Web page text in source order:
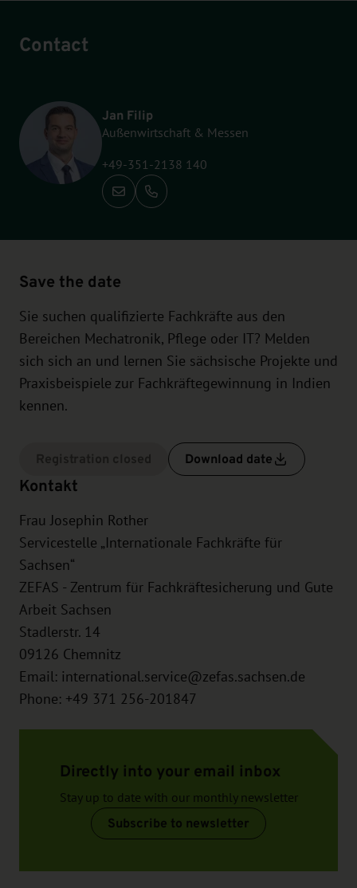
Contact
Jan Filip
Außenwirtschaft & Messen
+49-351-2138 140
Call: +49-351-2138 140
Save the date
Sie suchen qualifizierte Fachkräfte aus den
Bereichen Mechatronik, Pflege oder IT? Melden
sich sich an und lernen Sie sächsische Projekte und
Praxisbeispiele zur Fachkräftegewinnung in Indien
kennen.
Download date
Kontakt
Frau Josephin Rother
Servicestelle „Internationale Fachkräfte für
Sachsen“
ZEFAS - Zentrum für Fachkräftesicherung und Gute
Arbeit Sachsen
Stadlerstr. 14
09126 Chemnitz
Email: international.service@zefas.sachsen.de
Phone: +49 371 256-201847
Directly into your email inbox
Stay up to date with our monthly newsletter
Subscribe to newsletter